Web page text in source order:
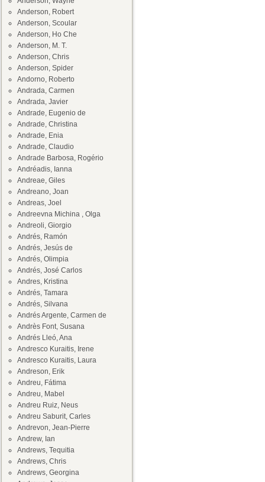
Anderson, Robert
Anderson, Scoular
Anderson, Ho Che
Anderson, M. T.
Anderson, Chris
Anderson, Spider
Andorno, Roberto
Andrada, Carmen
Andrada, Javier
Andrade, Eugenio de
Andrade, Christina
Andrade, Enia
Andrade, Claudio
Andrade Barbosa, Rogério
Andréadis, Ianna
Andreae, Giles
Andreano, Joan
Andreas, Joel
Andreevna Michina , Olga
Andreoli, Giorgio
Andrés, Ramón
Andrés, Jesús de
Andrés, Olimpia
Andrés, José Carlos
Andres, Kristina
Andrés, Tamara
Andrés, Silvana
Andrés Argente, Carmen de
Andrès Font, Susana
Andrés Lleó, Ana
Andresco Kuraitis, Irene
Andresco Kuraitis, Laura
Andreson, Erik
Andreu, Fátima
Andreu, Mabel
Andreu Ruiz, Neus
Andreu Saburit, Carles
Andrevon, Jean-Pierre
Andrew, Ian
Andrews, Tequitia
Andrews, Chris
Andrews, Georgina